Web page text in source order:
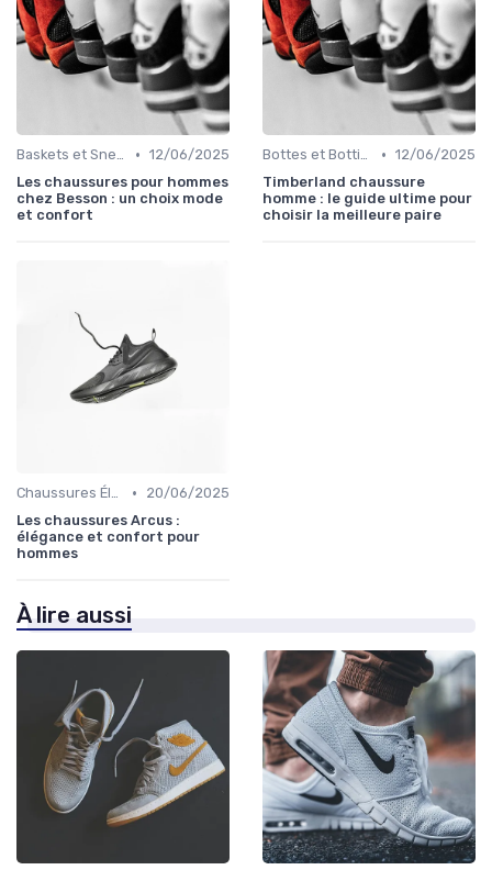
Baskets et Sneakers • 12/06/2025
Les chaussures pour hommes
chez Besson : un choix mode
et confort
Bottes et Bottines • 12/06/2025
Timberland chaussure
homme : le guide ultime pour
choisir la meilleure paire
Chaussures Élégantes et de Cérémonie •
20/06/2025
Les chaussures Arcus :
élégance et confort pour
hommes
À lire aussi